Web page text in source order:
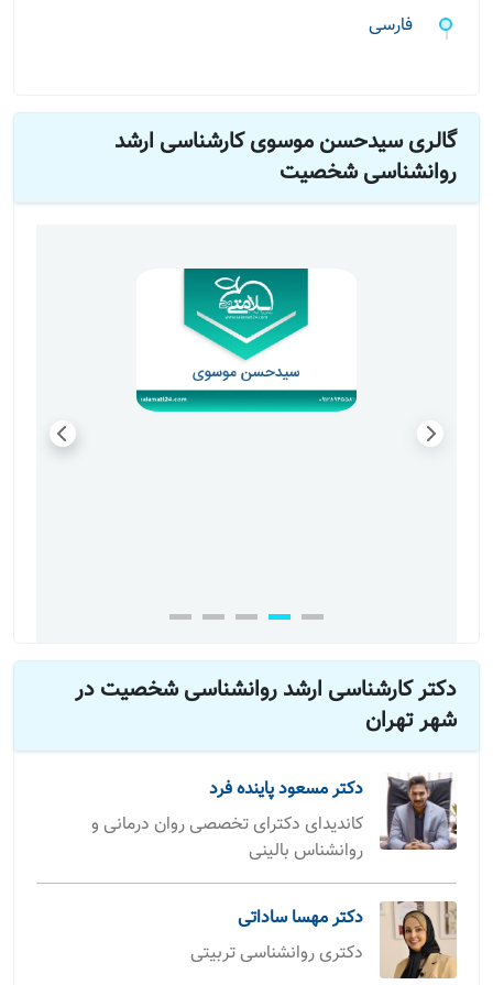
فارسی
گالری سیدحسن موسوی کارشناسی ارشد
روانشناسی شخصیت
دکتر کارشناسی ارشد روانشناسی شخصیت در
شهر تهران
دکتر مسعود پاینده فرد
کاندیدای دکترای تخصصی روان درمانی و
روانشناس بالینی
دکتر مهسا ساداتی
دکتری روانشناسی تربیتی